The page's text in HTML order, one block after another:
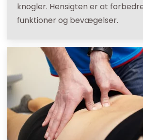
knogler. Hensigten er at
funktioner og bevægelser.